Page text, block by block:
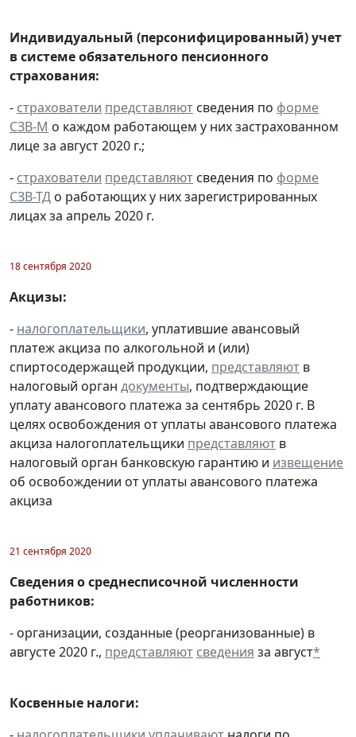
Индивидуальный (персонифицированный) учет
в системе обязательного пенсионного
страхования:
- страхователи представляют сведения по форме
СЗВ-М о каждом работающем у них застрахованном
лице за август 2020 г.;
- страхователи представляют сведения по форме
СЗВ-ТД о работающих у них зарегистрированных
лицах за апрель 2020 г.
18 сентября 2020
Акцизы:
- налогоплательщики, уплатившие авансовый
платеж акциза по алкогольной и (или)
спиртосодержащей продукции, представляют в
налоговый орган документы, подтверждающие
уплату авансового платежа за сентябрь 2020 г. В
целях освобождения от уплаты авансового платежа
акциза налогоплательщики представляют в
налоговый орган банковскую гарантию и извещение
об освобождении от уплаты авансового платежа
акциза
21 сентября 2020
Сведения о среднесписочной численности
работников:
- организации, созданные (реорганизованные) в
августе 2020 г., представляют сведения за август*
Косвенные налоги: